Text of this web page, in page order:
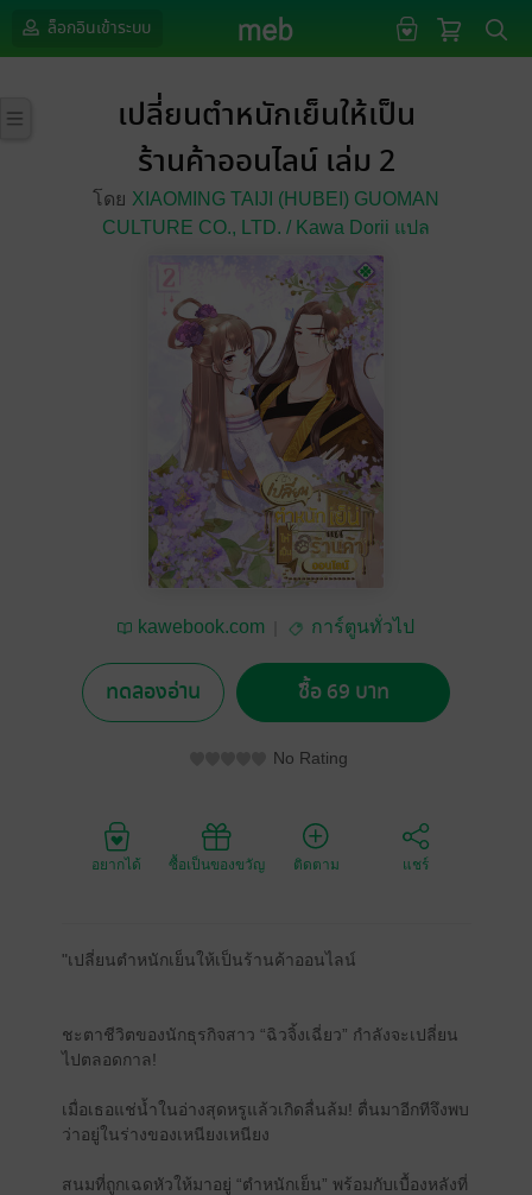
ล็อกอินเข้าระบบ
เปลี่ยนตำหนักเย็นให้เป็น
ร้านค้าออนไลน์ เล่ม 2
โดย XIAOMING TAIJI (HUBEI) GUOMAN
CULTURE CO.,
LTD. / Kawa Dorii แปล
kawebook.com การ์ตูนทั่วไป
ทดลองอ่าน ซื้อ 69 บาท
No Rating
อยากได้ ซื้อเป็นของขวัญ ติดตาม แชร์
"เปลี่ยนตำหนักเย็นให้เป็นร้านค้าออนไลน์
ชะตาชีวิตของนักธุรกิจสาว “ฉิวจิ้งเฉี่ยว” กำลังจะเปลี่ยน
ไปตลอดกาล!
เมื่อเธอแช่น้ำในอ่างสุดหรูแล้วเกิดลื่นล้ม! ตื่นมาอีกทีจึงพบ
ว่าอยู่ในร่างของเหนียงเหนียง
สนมที่ถูกเฉดหัวให้มาอยู่ “ตำหนักเย็น” พร้อมกับเบื้องหลังที่